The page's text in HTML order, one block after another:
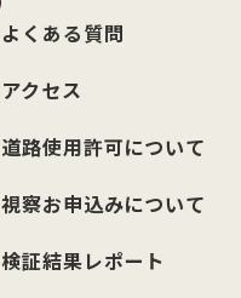
よくある質問
アクセス
道路使用許可について
視察お申込みについて
検証結果レポート